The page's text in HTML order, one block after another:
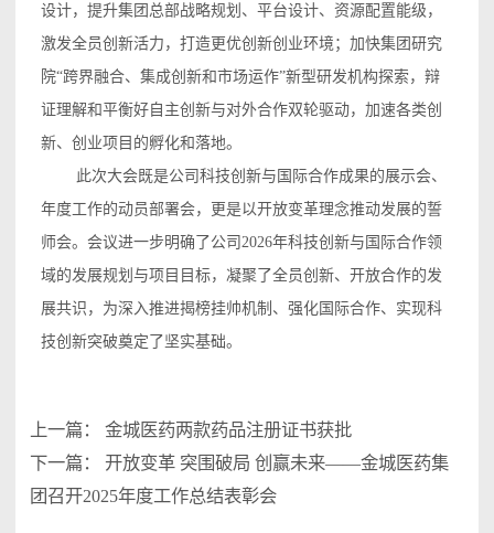
设计，提升集团总部战略规划、平台设计、资源配置能级，
激发全员创新活力，打造更优创新创业环境；加快集团研究
院“跨界融合、集成创新和市场运作”新型研发机构探索，辩
证理解和平衡好自主创新与对外合作双轮驱动，加速各类创
新、创业项目的孵化和落地。
此次大会既是公司科技创新与国际合作成果的展示会、
年度工作的动员部署会，更是以开放变革理念推动发展的誓
师会。会议进一步明确了公司2026年科技创新与国际合作领
域的发展规划与项目目标，凝聚了全员创新、开放合作的发
展共识，为深入推进揭榜挂帅机制、强化国际合作、实现科
技创新突破奠定了坚实基础。
上一篇：金城医药两款药品注册证书获批
下一篇：开放变革 突围破局 创赢未来——金城医药集
团召开2025年度工作总结表彰会